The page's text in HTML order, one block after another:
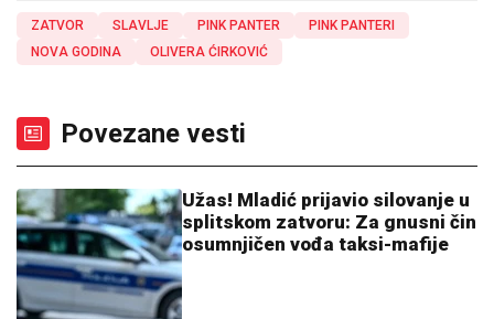
ZATVOR SLAVLJE PINK PANTER
PINK PANTERI
NOVA GODINA
OLIVERA ĆIRKOVIĆ
Povezane vesti
Užas! Mladić prijavio silovanje u
splitskom zatvoru: Za gnusni čin
osumnjičen vođa taksi-mafije